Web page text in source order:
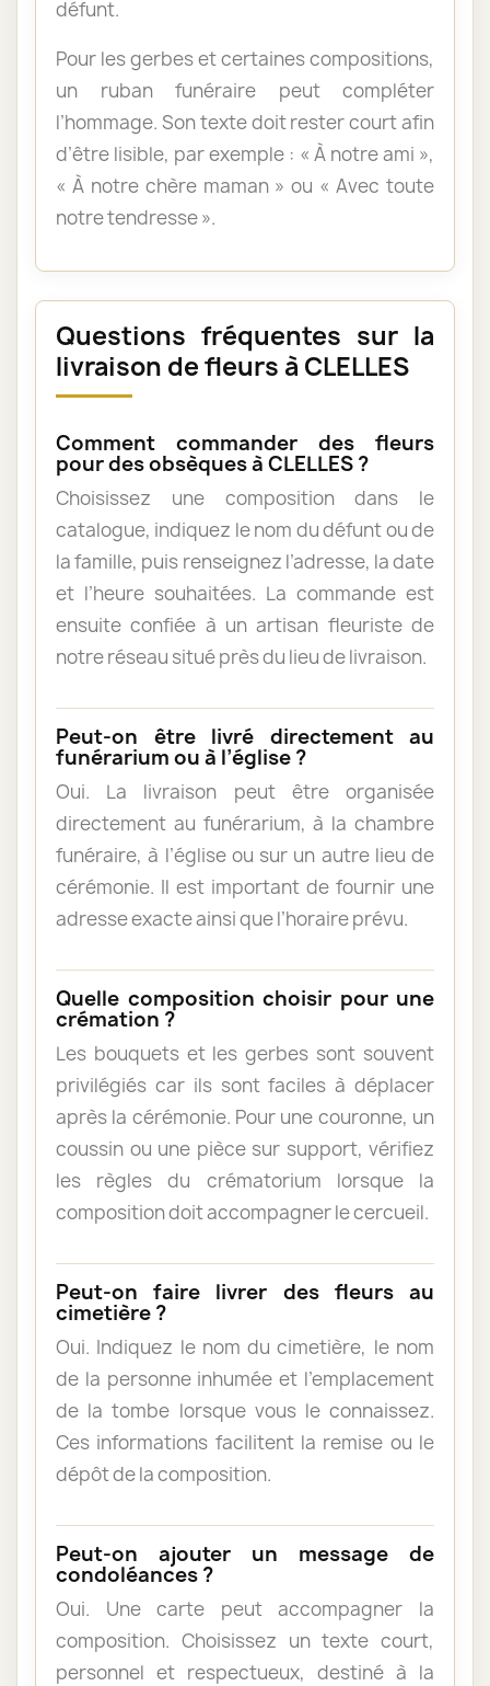
défunt.
Pour les gerbes et certaines compositions,
un ruban funéraire peut compléter
l’hommage. Son texte doit rester court afin
d’être lisible, par exemple : « À notre ami »,
« À notre chère maman » ou « Avec toute
notre tendresse ».
Questions fréquentes sur la
livraison de fleurs à CLELLES
Comment commander des fleurs
pour des obsèques à CLELLES ?
Choisissez une composition dans le
catalogue, indiquez le nom du défunt ou de
la famille, puis renseignez l’adresse, la date
et l’heure souhaitées. La commande est
ensuite confiée à un artisan fleuriste de
notre réseau situé près du lieu de livraison.
Peut-on être livré directement au
funérarium ou à l’église ?
Oui. La livraison peut être organisée
directement au funérarium, à la chambre
funéraire, à l’église ou sur un autre lieu de
cérémonie. Il est important de fournir une
adresse exacte ainsi que l’horaire prévu.
Quelle composition choisir pour une
crémation ?
Les bouquets et les gerbes sont souvent
privilégiés car ils sont faciles à déplacer
après la cérémonie. Pour une couronne, un
coussin ou une pièce sur support, vérifiez
les règles du crématorium lorsque la
composition doit accompagner le cercueil.
Peut-on faire livrer des fleurs au
cimetière ?
Oui. Indiquez le nom du cimetière, le nom
de la personne inhumée et l’emplacement
de la tombe lorsque vous le connaissez.
Ces informations facilitent la remise ou le
dépôt de la composition.
Peut-on ajouter un message de
condoléances ?
Oui. Une carte peut accompagner la
composition. Choisissez un texte court,
personnel et respectueux, destiné à la